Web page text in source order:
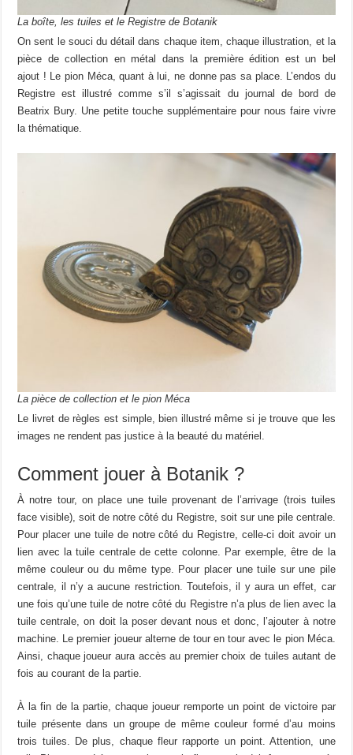
La boîte, les tuiles et le Registre de Botanik
On sent le souci du détail dans chaque item, chaque illustration, et la
pièce de collection en métal dans la première édition est un bel
ajout ! Le pion Méca, quant à lui, ne donne pas sa place. L’endos du
Registre est illustré comme s’il s’agissait du journal de bord de
Beatrix Bury. Une petite touche supplémentaire pour nous faire vivre
la thématique.
La pièce de collection et le pion Méca
Le livret de règles est simple, bien illustré même si je trouve que les
images ne rendent pas justice à la beauté du matériel.
Comment jouer à Botanik ?
À notre tour, on place une tuile provenant de l’arrivage (trois tuiles
face visible), soit de notre côté du Registre, soit sur une pile centrale.
Pour placer une tuile de notre côté du Registre, celle-ci doit avoir un
lien avec la tuile centrale de cette colonne. Par exemple, être de la
même couleur ou du même type. Pour placer une tuile sur une pile
centrale, il n’y a aucune restriction. Toutefois, il y aura un effet, car
une fois qu’une tuile de notre côté du Registre n’a plus de lien avec la
tuile centrale, on doit la poser devant nous et donc, l’ajouter à notre
machine. Le premier joueur alterne de tour en tour avec le pion Méca.
Ainsi, chaque joueur aura accès au premier choix de tuiles autant de
fois au courant de la partie.
À la fin de la partie, chaque joueur remporte un point de victoire par
tuile présente dans un groupe de même couleur formé d’au moins
trois tuiles. De plus, chaque fleur rapporte un point. Attention, une